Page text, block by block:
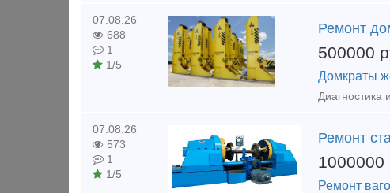
07.08.26
688
1
1/5
Ремонт
500000
Домкраты
07.08.26
573
1
1/5
Ремонт
1000000
Ремонт